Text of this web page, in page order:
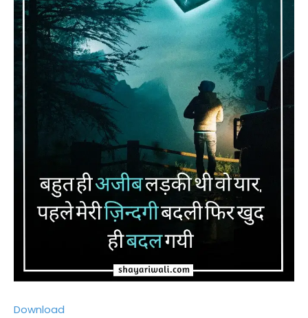
Download